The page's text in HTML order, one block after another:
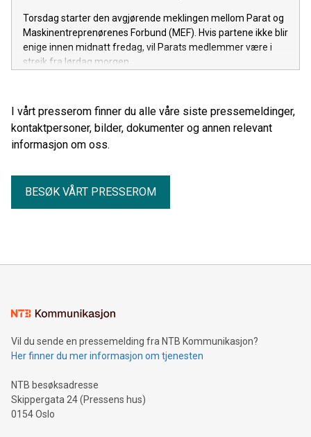
Torsdag starter den avgjørende meklingen mellom Parat og
Maskinentreprenørenes Forbund (MEF). Hvis partene ikke blir
enige innen midnatt fredag, vil Parats medlemmer være i
streik fra lørdag morgen.
I vårt presserom finner du alle våre siste pressemeldinger,
kontaktpersoner, bilder, dokumenter og annen relevant
informasjon om oss.
BESØK VÅRT PRESSEROM
Vil du sende en pressemelding fra NTB Kommunikasjon?
Her finner du mer informasjon om tjenesten
NTB besøksadresse
Skippergata 24 (Pressens hus)
0154 Oslo